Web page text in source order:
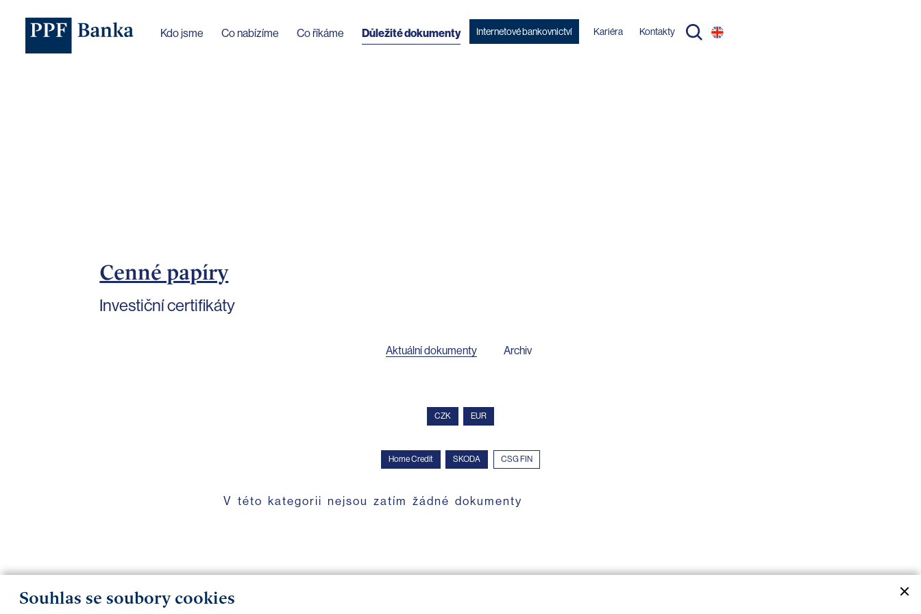
Souhlas se soubory cookies
Kdo jsme Co nabízíme Co říkáme Důležité dokumenty Internetové bankovnictví Kariéra Kontakty
Cenné papíry
Investiční certifikáty
Aktuální dokumenty Archiv
CZK EUR
Home Credit SKODA CSG FIN
V této kategorii nejsou zatím žádné dokumenty